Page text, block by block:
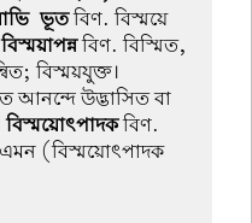
ভূতবিণ. বিস্ময়ে
বিণ. বিস্মিত,
বিস্ময়যুক্ত।
আনন্দে উদ্ভাসিত বা
বিস্ময়োৎপাদকবিণ.
এমন (বিস্ময়োৎপাদক